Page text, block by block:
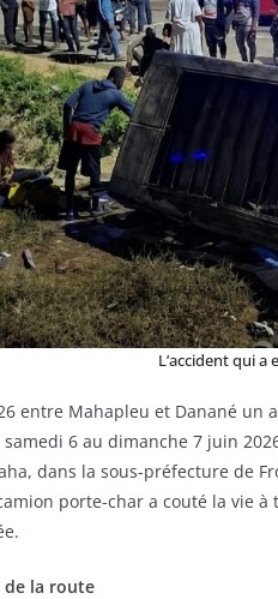
L’accident qui a
entre Mahapleu et Danané
6 au dimanche 7 juin
dans la sous-préfecture de
porte-char a couté la vie
de la route